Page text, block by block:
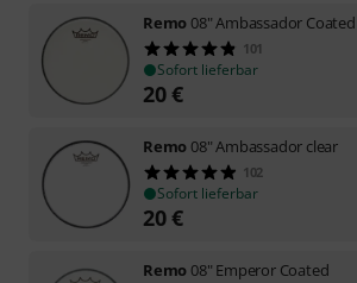
Remo 08" Ambassador Coated
101
Sofort lieferbar
20€
Remo 08" Ambassador clear
102
Sofort lieferbar
20€
Remo 08" Emperor Coated